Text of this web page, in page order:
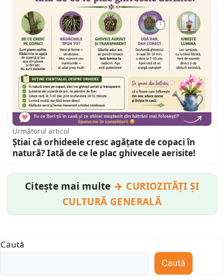
Următorul articol
Știai că orhideele cresc agățate de copaci în
natură? Iată de ce le plac ghivecele aerisite!
Citește mai multe
CURIOZITĂȚI ȘI
CULTURĂ GENERALĂ
Caută
Caută